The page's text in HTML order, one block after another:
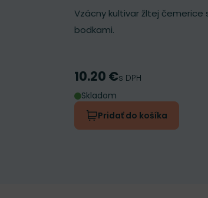
Vzácny kultivar žltej čemerice
bodkami.
Cena
10.20 €s DPH
Skladom
Pridať do košíka